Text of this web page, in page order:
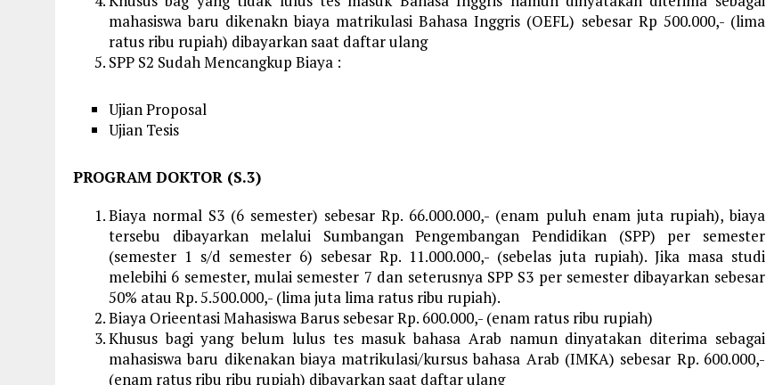
mahasiswa baru dikenakn biaya matrikulasi Bahasa Inggris (OEFL) sebesar Rp 500.000,- (lima
ratus ribu rupiah) dibayarkan saat daftar ulang
SPP S2 Sudah Mencangkup Biaya :
Ujian Proposal
Ujian Tesis
PROGRAM DOKTOR (S.3)
Biaya normal S3 (6 semester) sebesar Rp. 66.000.000,- (enam puluh enam juta rupiah), biaya
tersebu dibayarkan melalui Sumbangan Pengembangan Pendidikan (SPP) per semester
(semester 1 s/d semester 6) sebesar Rp. 11.000.000,- (sebelas juta rupiah). Jika masa studi
melebihi 6 semester, mulai semester 7 dan seterusnya SPP S3 per semester dibayarkan sebesar
50% atau Rp. 5.500.000,- (lima juta lima ratus ribu rupiah).
Biaya Orieentasi Mahasiswa Barus sebesar Rp. 600.000,- (enam ratus ribu rupiah)
Khusus bagi yang belum lulus tes masuk bahasa Arab namun dinyatakan diterima sebagai
mahasiswa baru dikenakan biaya matrikulasi/kursus bahasa Arab (IMKA) sebesar Rp. 600.000,-
(enam ratus ribu ribu rupiah) dibayarkan saat daftar ulang